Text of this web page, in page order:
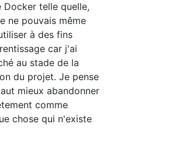
Docker telle quelle,
ne pouvais même
à des fins
car j'ai
au stade de la
du projet. Je pense
mieux abandonner
comme
chose qui n'existe